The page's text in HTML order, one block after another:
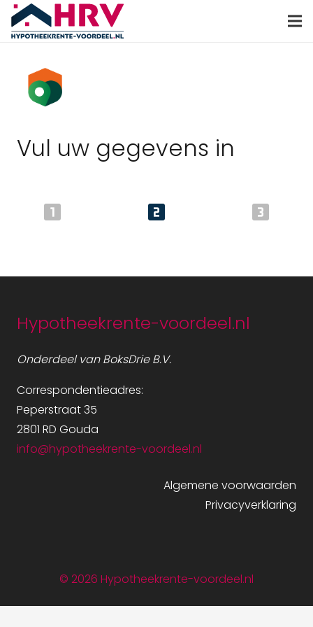
Vul uw gegevens in
looks_one looks_two looks_3
Hypotheekrente-voordeel.nl
Onderdeel van BoksDrie B.V.
Correspondentieadres:
Peperstraat 35
2801 RD Gouda
info@hypotheekrente-voordeel.nl
Algemene voorwaarden
Privacyverklaring
© 2026 Hypotheekrente-voordeel.nl